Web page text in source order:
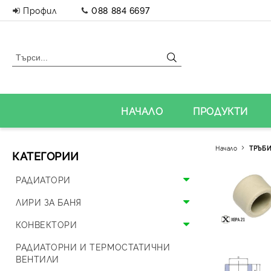
Профил 088 884 6697
НАЧАЛО ПРОДУКТИ
КАТЕГОРИИ
РАДИАТОРИ
Алуминиеви радиатори
Панелни радиатори
Аксесоари за радиатори
Дизайнерски радиатори
ЛИРИ ЗА БАНЯ
Алуминиеви лири
Стоманени лири
КОНВЕКТОРИ
Подови конвектори
РАДИАТОРНИ И ТЕРМОСТАТИЧНИ
ВЕНТИЛИ
Начало